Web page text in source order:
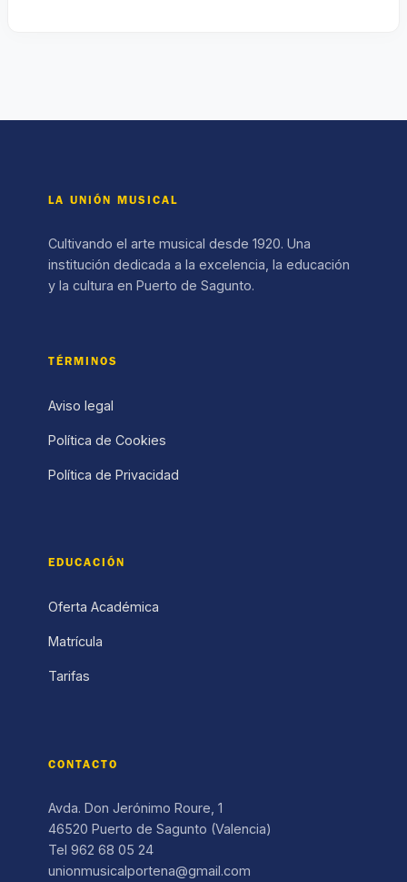
LA UNIÓN MUSICAL
Cultivando el arte musical desde 1920. Una
institución dedicada a la excelencia, la educación
y la cultura en Puerto de Sagunto.
TÉRMINOS
Aviso legal
Política de Cookies
Política de Privacidad
EDUCACIÓN
Oferta Académica
Matrícula
Tarifas
CONTACTO
Avda. Don Jerónimo Roure, 1
46520 Puerto de Sagunto (Valencia)
Tel 962 68 05 24
unionmusicalportena@gmail.com